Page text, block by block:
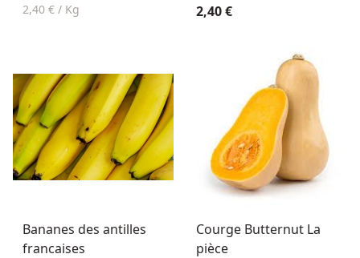
2,40 € / Kg
2,40 €
Bananes des antilles
francaises
Courge Butternut La
pièce